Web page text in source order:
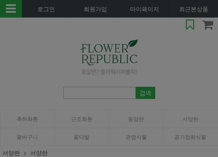
로그인 회원가입 마이페이지 최근본상품
축하화환 근조화환 동양란 서양란
꽃바구니 꽃다발 관엽식물 공기정화식물
서양란 서양란